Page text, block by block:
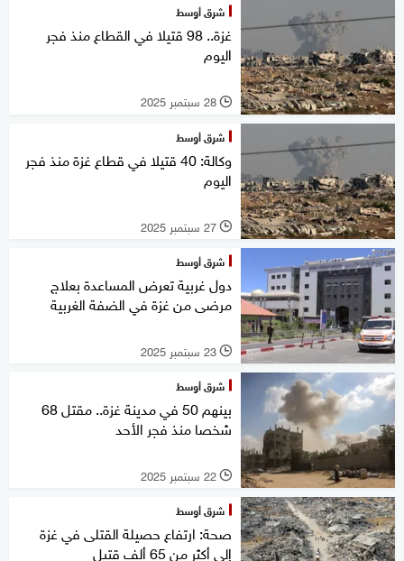
شرق أوسط
غزة.. 98 قتيلا في القطاع منذ فجر
اليوم
l 28 سبتمبر 2025
شرق أوسط
وكالة: 40 قتيلا في قطاع غزة منذ فجر
اليوم
l 27 سبتمبر 2025
شرق أوسط
دول غربية تعرض المساعدة بعلاج
مرضى من غزة في الضفة الغربية
l 23 سبتمبر 2025
شرق أوسط
بينهم 50 في مدينة غزة.. مقتل 68
شخصا منذ فجر الأحد
l 22 سبتمبر 2025
شرق أوسط
صحة: ارتفاع حصيلة القتلى في غزة
إلى أكثر من 65 ألف قتيل